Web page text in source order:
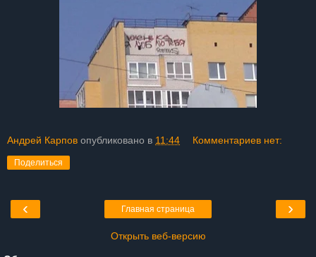
Андрей Карпов опубликовано в 11:44 Комментариев нет:
Поделиться
‹ ›
Главная страница
Открыть веб-версию